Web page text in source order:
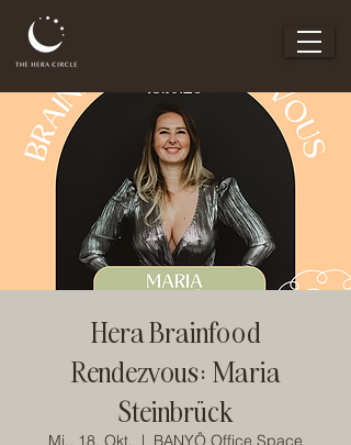
Hera Brainfood
Rendezvous: Maria
Steinbrück
Mi., 18. Okt.
  |
BANYÔ Office Space